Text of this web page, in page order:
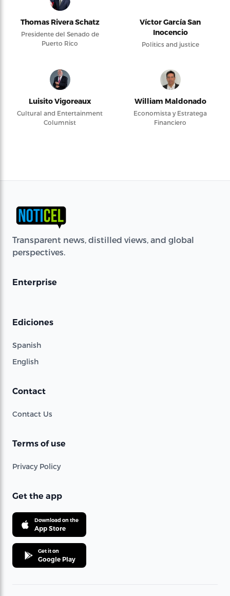
Thomas Rivera Schatz
Presidente del Senado de
Puerto Rico
Víctor García San
Inocencio
Politics and justice
Luisito Vigoreaux
Cultural and Entertainment
Columnist
William Maldonado
Economista y Estratega
Financiero
Transparent news, distilled views, and global
perspectives.
Enterprise
Ediciones
Spanish
English
Contact
Contact Us
Terms of use
Privacy Policy
Get the app
Download on the
App Store
Get it on
Google Play